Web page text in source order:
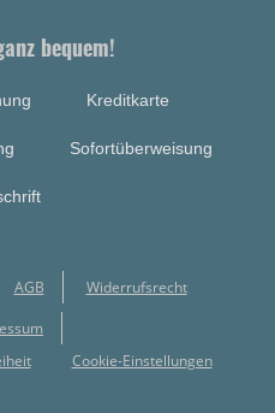
bequem!
Kreditkarte
Sofortüberweisung
AGB Widerrufsrecht
Cookie-Einstellungen